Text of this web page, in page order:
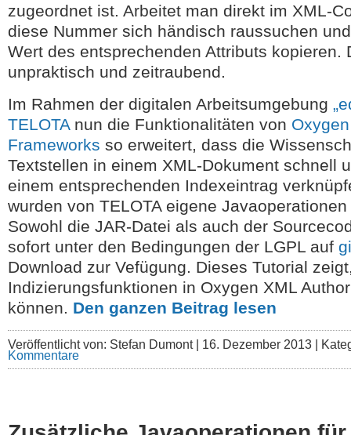
zugeordnet ist. Arbeitet man direkt im XML-
diese Nummer sich händisch raussuchen
Wert des entsprechenden Attributs kopieren.
unpraktisch und zeitraubend.
Im Rahmen der digitalen Arbeitsumgebung
TELOTAnun die Funktionalitäten von
Frameworks so erweitert, dass die
Textstellen in einem XML-Dokument schnell
einem entsprechenden Indexeintrag
wurden von TELOTA eigene
Sowohl die JAR-Datei als auch der
sofort unter den Bedingungen der LGPL auf
Download zur Vefügung. Dieses Tutorial
Indizierungsfunktionen in Oxygen XML
können. Den ganzen Beitrag lesen
Veröffentlicht von: Stefan Dumont | 16. Dezember 2013 |
Kommentare